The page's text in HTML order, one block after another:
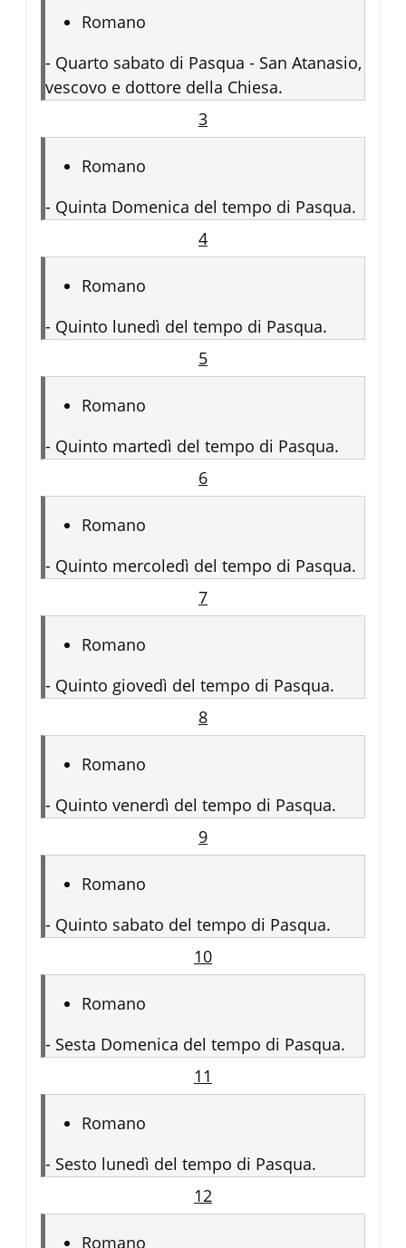
Romano
- Quarto sabato di Pasqua - San Atanasio,
vescovo e dottore della Chiesa.
3
Romano
- Quinta Domenica del tempo di Pasqua.
4
Romano
- Quinto lunedì del tempo di Pasqua.
5
Romano
- Quinto martedì del tempo di Pasqua.
6
Romano
- Quinto mercoledì del tempo di Pasqua.
7
Romano
- Quinto giovedì del tempo di Pasqua.
8
Romano
- Quinto venerdì del tempo di Pasqua.
9
Romano
- Quinto sabato del tempo di Pasqua.
10
Romano
- Sesta Domenica del tempo di Pasqua.
11
Romano
- Sesto lunedì del tempo di Pasqua.
12
Romano